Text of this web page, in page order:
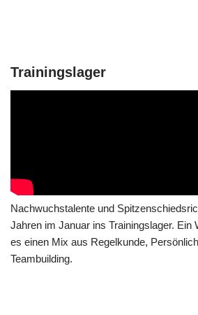
Trainingslager
Nachwuchstalente und
Jahren im Januar ins Trainingslager. Ein
es einen Mix aus Regelkunde,
Teambuilding.